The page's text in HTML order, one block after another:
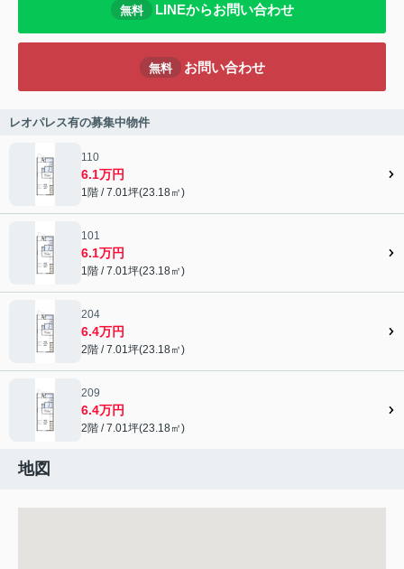
無料 LINEからお問い合わせ
無料 お問い合わせ
レオパレス有の募集中物件
110
6.1万円
1階 / 7.01坪(23.18㎡)
101
6.1万円
1階 / 7.01坪(23.18㎡)
204
6.4万円
2階 / 7.01坪(23.18㎡)
209
6.4万円
2階 / 7.01坪(23.18㎡)
地図